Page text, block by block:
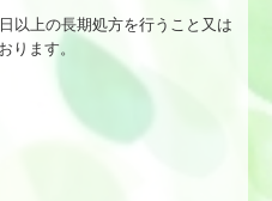
以上の長期処方を行うこと又は
ります。